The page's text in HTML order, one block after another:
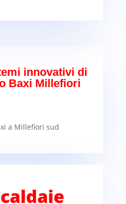
innovativi di
Baxi Millefiori